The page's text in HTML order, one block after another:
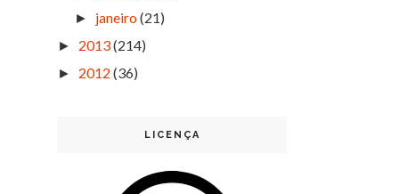
► janeiro(21)
► 2013(214)
► 2012 (36)
LICENÇA